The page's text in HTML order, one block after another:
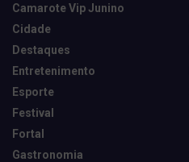
Camarote Vip Junino
Cidade
Destaques
Entretenimento
Esporte
Festival
Fortal
Gastronomia